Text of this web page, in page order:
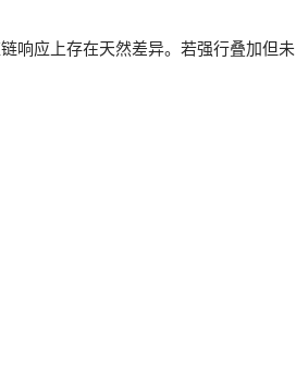
响应上存在天然差异。若强行叠加但未